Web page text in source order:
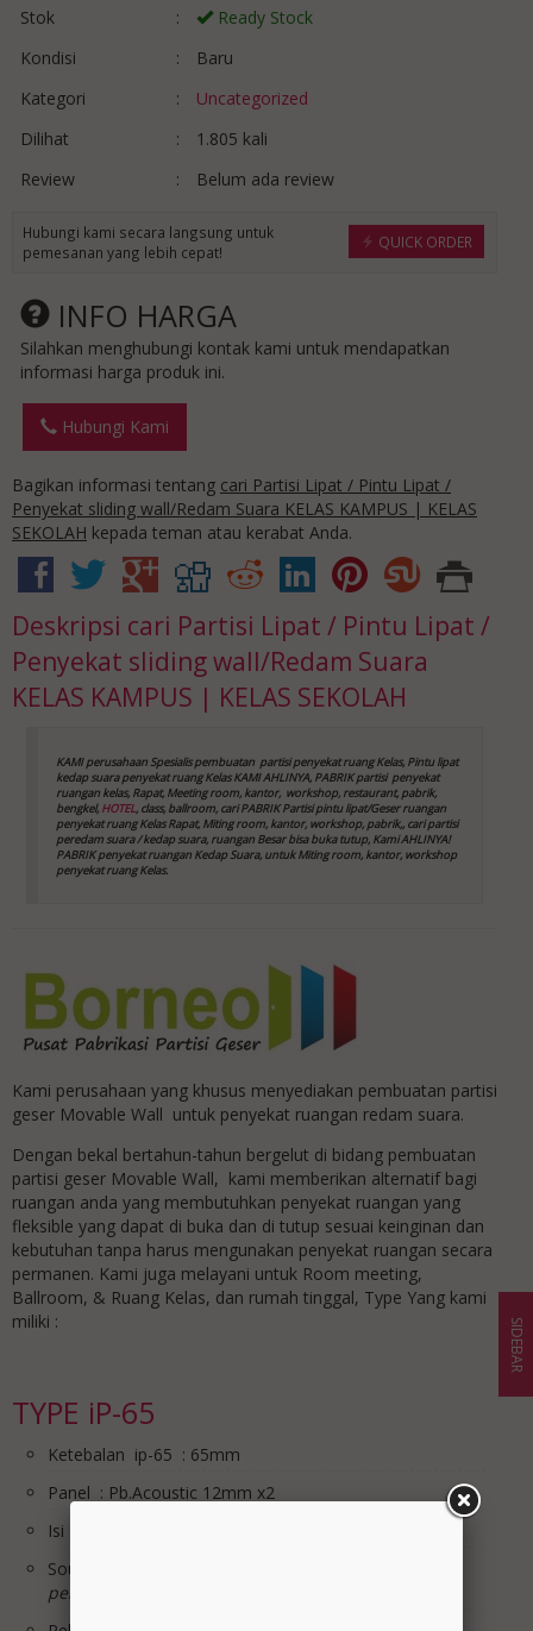
Stok
:
Ready Stock
Kondisi
:
Baru
Kategori
:
Uncategorized
Dilihat
:
1.805 kali
Review
: Belum ada review
QUICK ORDER
Hubungi kami secara langsung untuk
pemesanan yang lebih cepat!
INFO HARGA
Silahkan menghubungi kontak kami untuk mendapatkan
informasi harga produk ini.
Hubungi Kami
Bagikan informasi tentang cari Partisi Lipat / Pintu Lipat /
Penyekat sliding wall/Redam Suara KELAS KAMPUS | KELAS
SEKOLAH kepada teman atau kerabat Anda.
Deskripsi cari Partisi Lipat / Pintu Lipat /
Penyekat sliding wall/Redam Suara
KELAS KAMPUS | KELAS SEKOLAH
KAMI perusahaan Spesialis pembuatan partisi penyekat ruang Kelas, Pintu lipat
kedap suarapenyekat ruang KelasKAMI AHLINYA, PABRIK partisi penyekat
ruangan kelas, Rapat, Meeting room, kantor, workshop, restaurant, pabrik,
bengkel, HOTEL, class, ballroom, cari PABRIK Partisi pintu lipat/Geser ruangan
penyekat ruang KelasRapat, Miting room, kantor, workshop, pabrik,, cari partisi
peredam suara / kedap suara, ruangan Besar bisa buka tutup, Kami AHLINYA!
PABRIK penyekat ruangan Kedap Suara, untuk Miting room, kantor, workshop
penyekat ruang Kelas.
Kami perusahaan yang khusus menyediakan pembuatan partisi
geser Movable Wall untuk penyekat ruangan redam suara.
Dengan bekal bertahun-tahun bergelut di bidang pembuatan
partisi geser Movable Wall, kami memberikan alternatif bagi
ruangan anda yang membutuhkan penyekat ruangan yang
fleksible yang dapat di buka dan di tutup sesuai keinginan dan
kebutuhan tanpa harus mengunakan penyekat ruangan secara
permanen. Kami juga melayani untuk Room meeting,
Ballroom, & Ruang Kelas, dan rumah tinggal, Type Yang kami
miliki :
TYPE iP-65
Ketebalan ip-65 : 65mm
Panel : Pb.Acoustic 12mm x2
Isi Panel : Glasswool 32Kg/m3
Sound Rating STC : MAX 25db
pengkondisian ruangan Acoutic
SIDEBAR